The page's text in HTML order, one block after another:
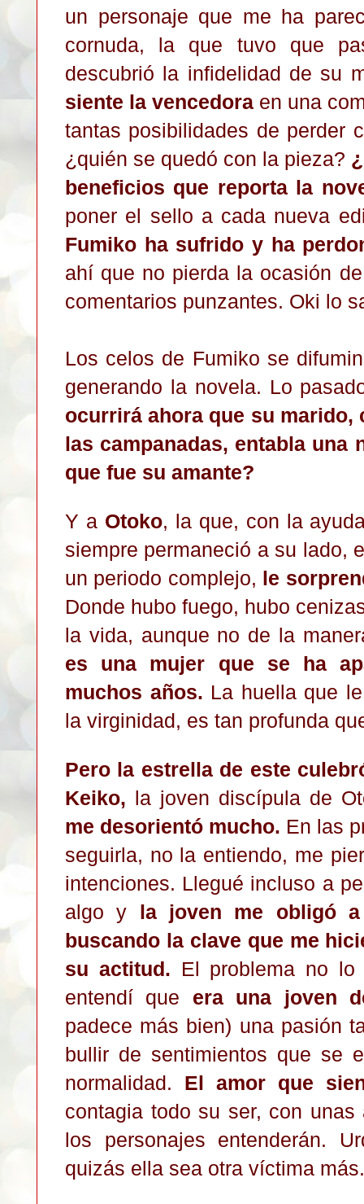
un personaje que me ha
cornuda, la que tuvo que
descubrió la infidelidad de su
siente la vencedora en una
tantas posibilidades de perder
¿quién se quedó con la pieza?
beneficios que reporta la
poner el sello a cada nueva
Fumiko ha sufrido y ha
ahí que no pierda la ocasión
comentarios punzantes. Oki lo
Los celos de Fumiko se
generando la novela. Lo
ocurrirá ahora que su marido,
las campanadas, entabla una
que fue su amante?
Y a Otoko, la que, con la
siempre permaneció a su lado,
un periodo complejo, le
Donde hubo fuego, hubo
la vida, aunque no de la
es una mujer que se ha
muchos años. La huella que
la virginidad, es tan profunda
Pero la estrella de este
Keiko, la joven discípula de
me desorientó mucho. En las
seguirla, no la entiendo, me
intenciones. Llegué incluso a
algo y la joven me obligó
buscando la clave que me
su actitud. El problema no
entendí que era una joven
padece más bien) una pasión
bullir de sentimientos que se
normalidad. El amor que
contagia todo su ser, con
los personajes entenderán.
quizás ella sea otra víctima más.